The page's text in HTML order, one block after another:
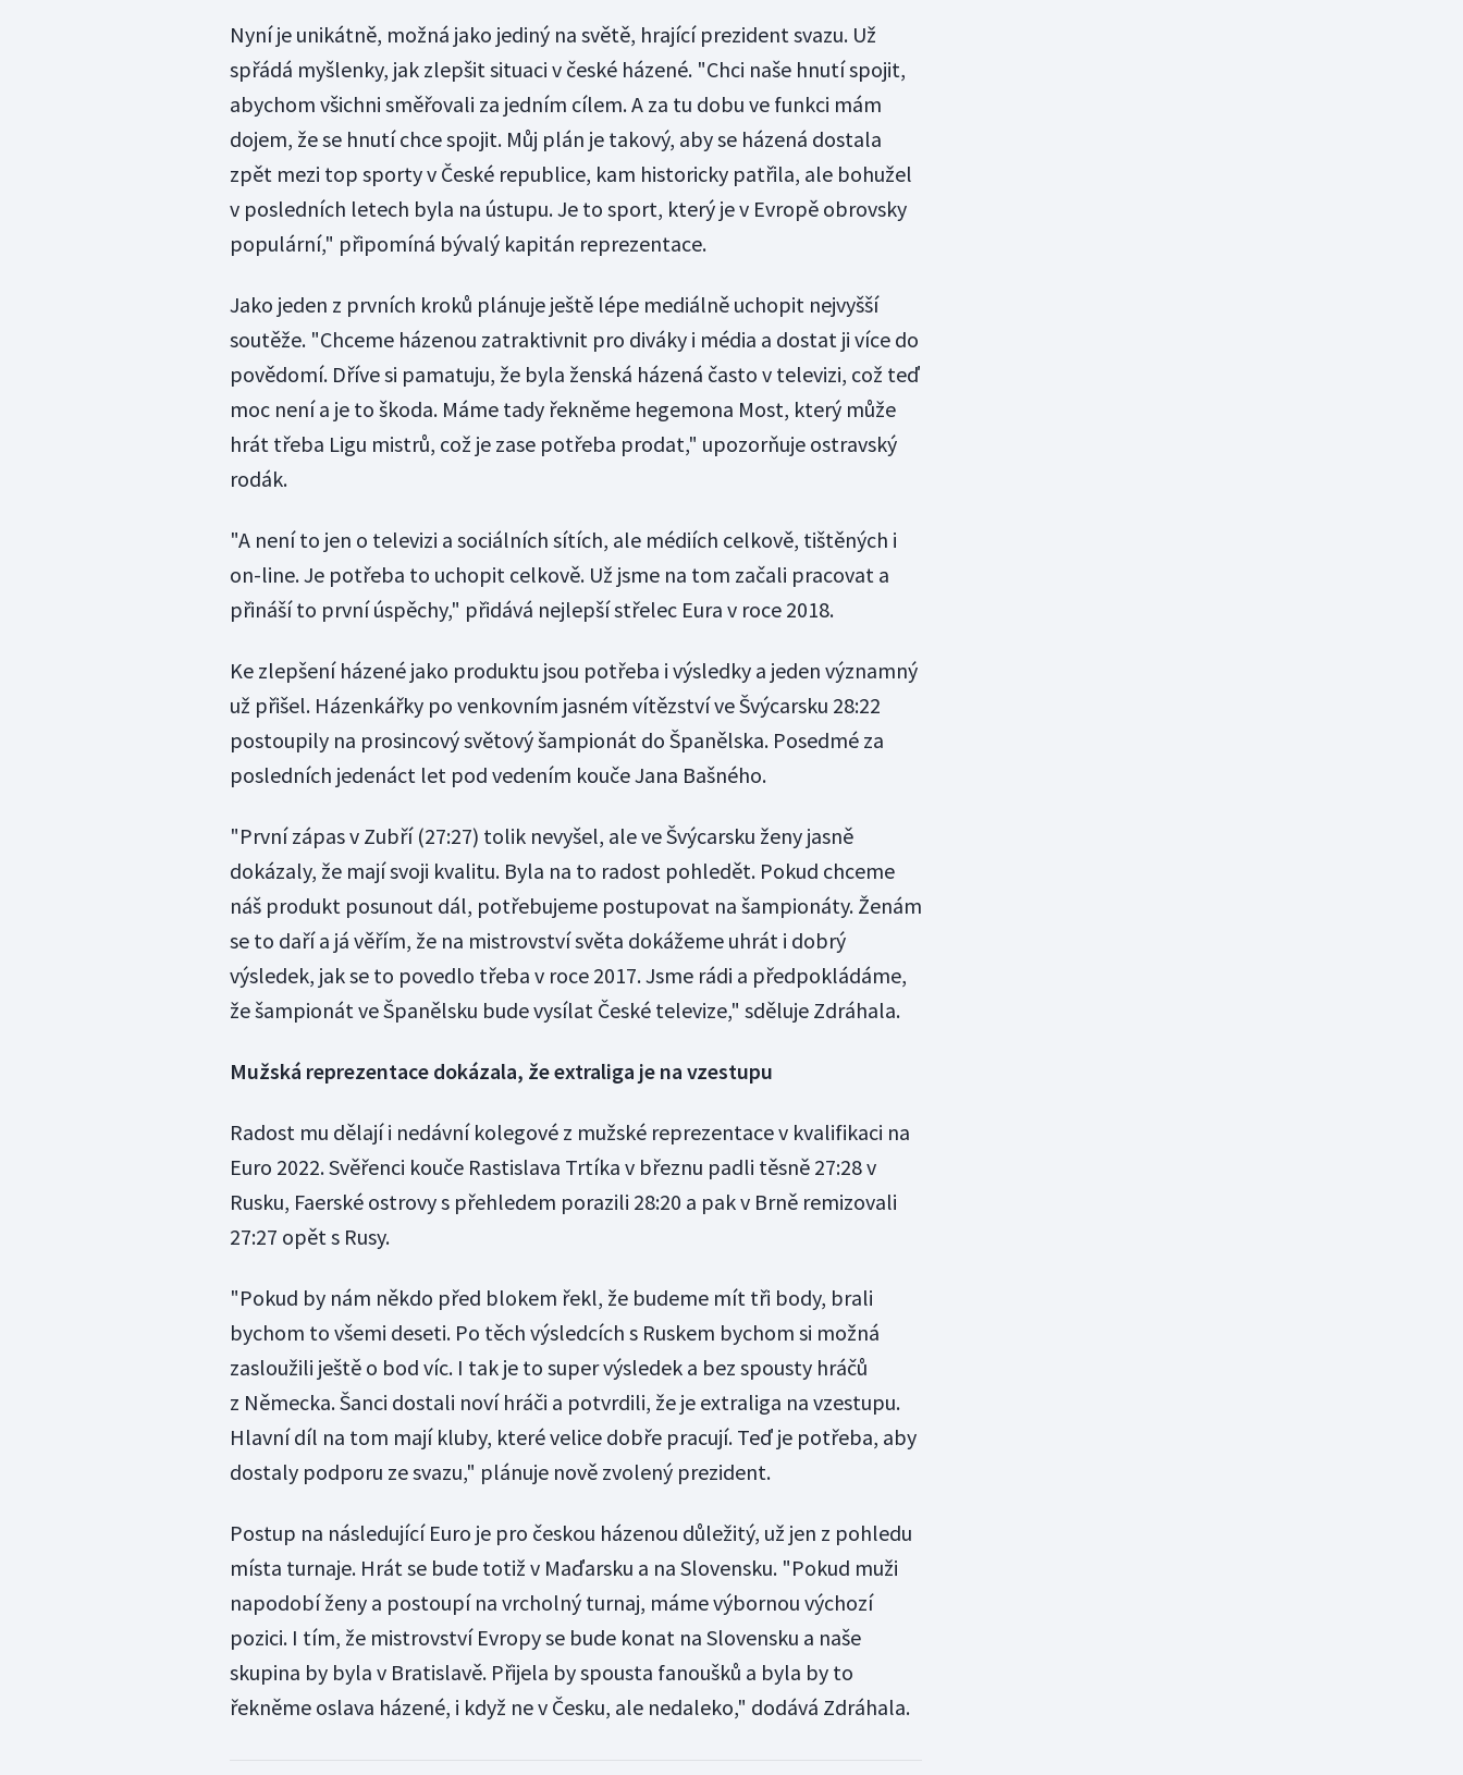
Nyní je unikátně, možná jako jediný na světě, hrající prezident svazu. Už
spřádá myšlenky, jak zlepšit situaci v české házené. "Chci naše hnutí spojit,
abychom všichni směřovali za jedním cílem. A za tu dobu ve funkci mám
dojem, že se hnutí chce spojit. Můj plán je takový, aby se házená dostala
zpět mezi top sporty v České republice, kam historicky patřila, ale bohužel
v posledních letech byla na ústupu. Je to sport, který je v Evropě obrovsky
populární," připomíná bývalý kapitán reprezentace.
Jako jeden z prvních kroků plánuje ještě lépe mediálně uchopit nejvyšší
soutěže. "Chceme házenou zatraktivnit pro diváky i média a dostat ji více do
povědomí. Dříve si pamatuju, že byla ženská házená často v televizi, což teď
moc není a je to škoda. Máme tady řekněme hegemona Most, který může
hrát třeba Ligu mistrů, což je zase potřeba prodat," upozorňuje ostravský
rodák.
"A není to jen o televizi a sociálních sítích, ale médiích celkově, tištěných i
on-line. Je potřeba to uchopit celkově. Už jsme na tom začali pracovat a
přináší to první úspěchy," přidává nejlepší střelec Eura v roce 2018.
Ke zlepšení házené jako produktu jsou potřeba i výsledky a jeden významný
už přišel. Házenkářky po venkovním jasném vítězství ve Švýcarsku 28:22
postoupily na prosincový světový šampionát do Španělska. Posedmé za
posledních jedenáct let pod vedením kouče Jana Bašného.
"První zápas v Zubří (27:27) tolik nevyšel, ale ve Švýcarsku ženy jasně
dokázaly, že mají svoji kvalitu. Byla na to radost pohledět. Pokud chceme
náš produkt posunout dál, potřebujeme postupovat na šampionáty. Ženám
se to daří a já věřím, že na mistrovství světa dokážeme uhrát i dobrý
výsledek, jak se to povedlo třeba v roce 2017. Jsme rádi a předpokládáme,
že šampionát ve Španělsku bude vysílat České televize," sděluje Zdráhala.
Mužská reprezentace dokázala, že extraliga je na vzestupu
Radost mu dělají i nedávní kolegové z mužské reprezentace v kvalifikaci na
Euro 2022. Svěřenci kouče Rastislava Trtíka v březnu padli těsně 27:28 v
Rusku, Faerské ostrovy s přehledem porazili 28:20 a pak v Brně remizovali
27:27 opět s Rusy.
"Pokud by nám někdo před blokem řekl, že budeme mít tři body, brali
bychom to všemi deseti. Po těch výsledcích s Ruskem bychom si možná
zasloužili ještě o bod víc. I tak je to super výsledek a bez spousty hráčů
z Německa. Šanci dostali noví hráči a potvrdili, že je extraliga na vzestupu.
Hlavní díl na tom mají kluby, které velice dobře pracují. Teď je potřeba, aby
dostaly podporu ze svazu," plánuje nově zvolený prezident.
Postup na následující Euro je pro českou házenou důležitý, už jen z pohledu
místa turnaje. Hrát se bude totiž v Maďarsku a na Slovensku. "Pokud muži
napodobí ženy a postoupí na vrcholný turnaj, máme výbornou výchozí
pozici. I tím, že mistrovství Evropy se bude konat na Slovensku a naše
skupina by byla v Bratislavě. Přijela by spousta fanoušků a byla by to
řekněme oslava házené, i když ne v Česku, ale nedaleko," dodává Zdráhala.